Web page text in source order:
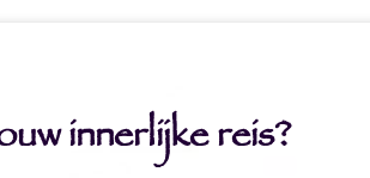
innerlijke reis?